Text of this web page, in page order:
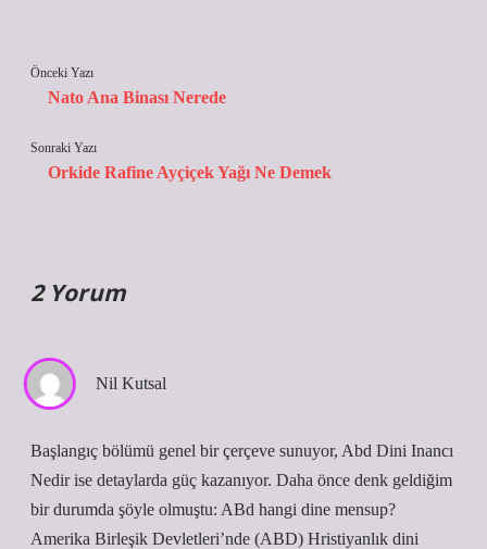
Önceki Yazı
Nato Ana Binası Nerede
Sonraki Yazı
Orkide Rafine Ayçiçek Yağı Ne Demek
2 Yorum
Nil Kutsal
Başlangıç bölümü genel bir çerçeve sunuyor, Abd Dini Inancı
Nedir ise detaylarda güç kazanıyor. Daha önce denk geldiğim
bir durumda şöyle olmuştu: ABd hangi dine mensup?
Amerika Birleşik Devletleri’nde (ABD) Hristiyanlık dini